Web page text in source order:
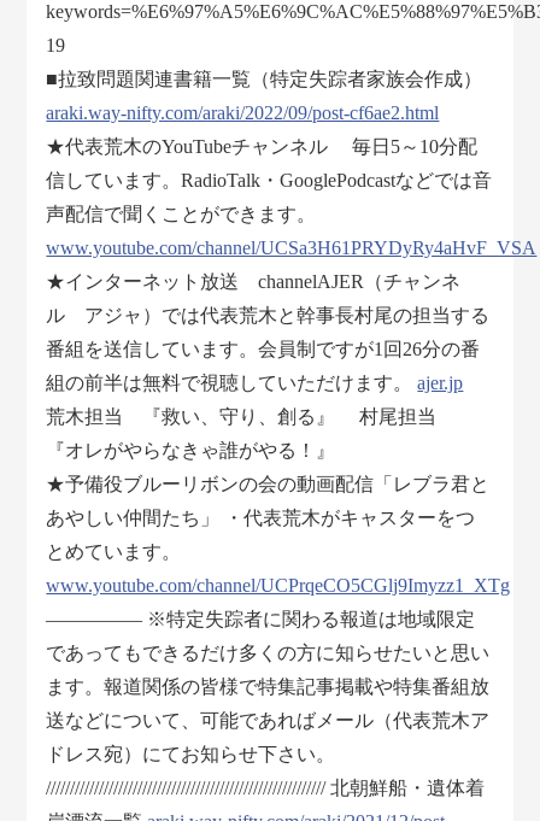
19
■拉致問題関連書籍一覧（特定失踪者家族会作成）
araki.way-nifty.com/araki/2022/09/post-cf6ae2.html
★代表荒木のYouTubeチャンネル 毎日5～10分配
信しています。RadioTalk・GooglePodcastなどでは音
声配信で聞くことができます。
www.youtube.com/channel/UCSa3H61PRYDyRy4aHvF_VSA
★インターネット放送 channelAJER（チャンネ
ル アジャ）では代表荒木と幹事長村尾の担当する
番組を送信しています。会員制ですが1回26分の番
組の前半は無料で視聴していただけます。ajer.jp
荒木担当 『救い、守り、創る』 村尾担当
『オレがやらなきゃ誰がやる！』
★予備役ブルーリボンの会の動画配信「レブラ君と
あやしい仲間たち」 ・代表荒木がキャスターをつ
とめています。
www.youtube.com/channel/UCPrqeCO5CGlj9Imyzz1_XTg
――――― ※特定失踪者に関わる報道は地域限定
であってもできるだけ多くの方に知らせたいと思い
ます。報道関係の皆様で特集記事掲載や特集番組放
送などについて、可能であればメール（代表荒木ア
ドレス宛）にてお知らせ下さい。
////////////////////////////////////////////////////////// 北朝鮮船・遺体着